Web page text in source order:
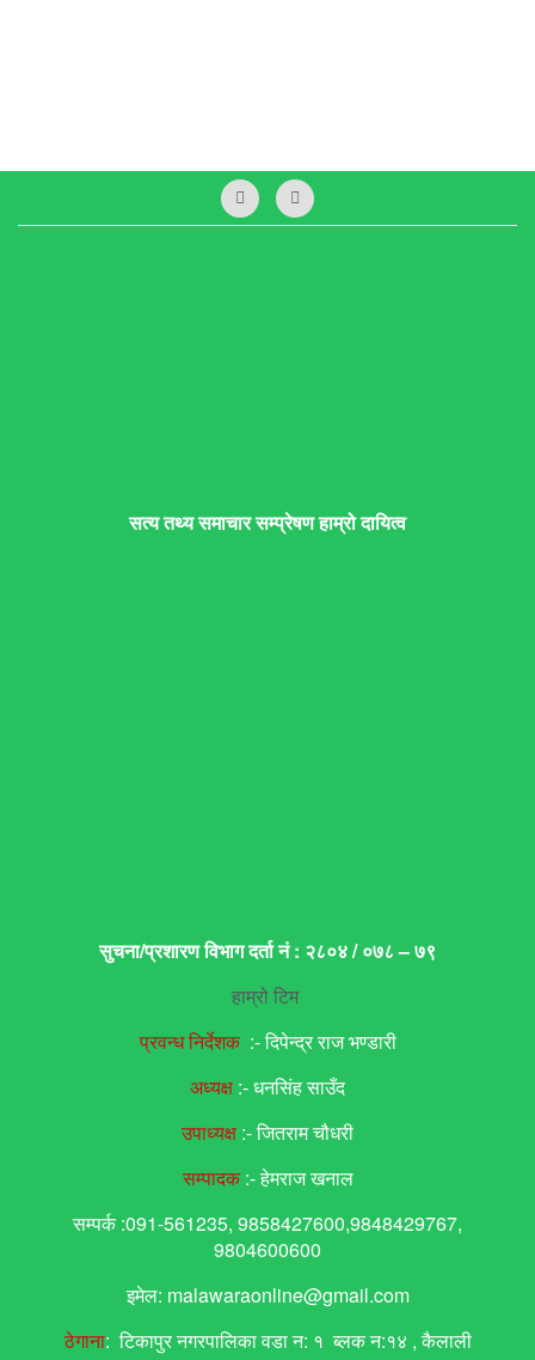
सत्य तथ्य समाचार सम्प्रेषण हाम्रो दायित्व
सुचना/प्रशारण विभाग दर्ता नं : २८०४ / ०७८ – ७९
हाम्रो टिम
प्रवन्ध निर्देशक:- दिपेन्द्र राज भण्डारी
अध्यक्ष :- धनसिंह साउँद
उपाध्यक्ष :- जितराम चौधरी
सम्पादक:- हेमराज खनाल
सम्पर्क :091-561235, 9858427600,9848429767,
9804600600
इमेल: malawaraonline@gmail.com
ठेगाना: टिकापुर नगरपालिका वडा न: १ ब्लक न:१४ , कैलाली